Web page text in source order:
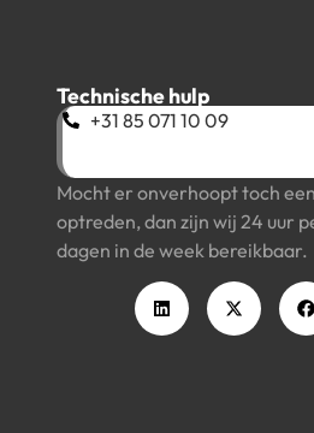
Technische hulp
+31 85 071 10 09
Mocht er onverhoopt toch
optreden, dan zijn wij 24 uur
dagen in de week bereikbaar.